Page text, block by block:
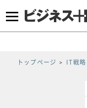
トップページ IT戦略